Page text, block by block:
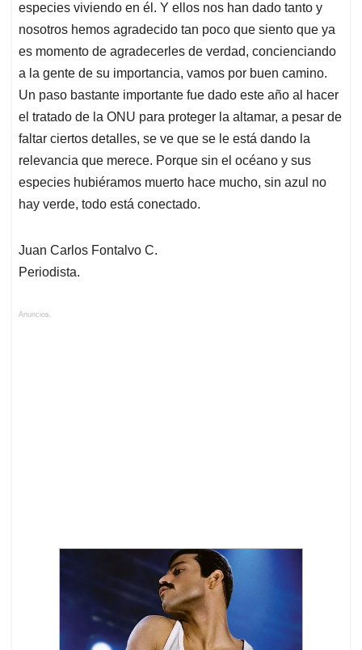
especies viviendo en él. Y ellos nos han dado tanto y
nosotros hemos agradecido tan poco que siento que ya
es momento de agradecerles de verdad, concienciando
a la gente de su importancia, vamos por buen camino.
Un paso bastante importante fue dado este año al hacer
el tratado de la ONU para proteger la altamar, a pesar de
faltar ciertos detalles, se ve que se le está dando la
relevancia que merece. Porque sin el océano y sus
especies hubiéramos muerto hace mucho, sin azul no
hay verde, todo está conectado.
Juan Carlos Fontalvo C.
Periodista.
Anuncios.